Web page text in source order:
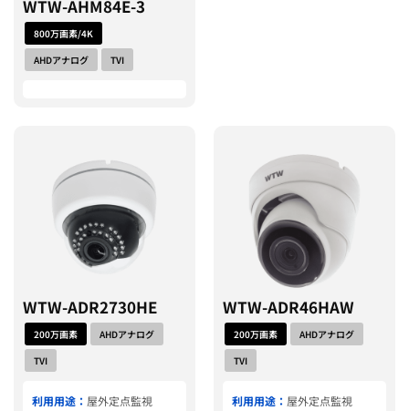
WTW-AHM84E-3
800万画素/4K
AHDアナログ
TVI
WTW-ADR2730HE
200万画素
AHDアナログ
TVI
利用用途： 屋外定点監視
WTW-ADR46HAW
200万画素
AHDアナログ
TVI
利用用途： 屋外定点監視